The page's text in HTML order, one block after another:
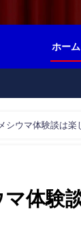
ホーム
シウマ体験談は
マ体験